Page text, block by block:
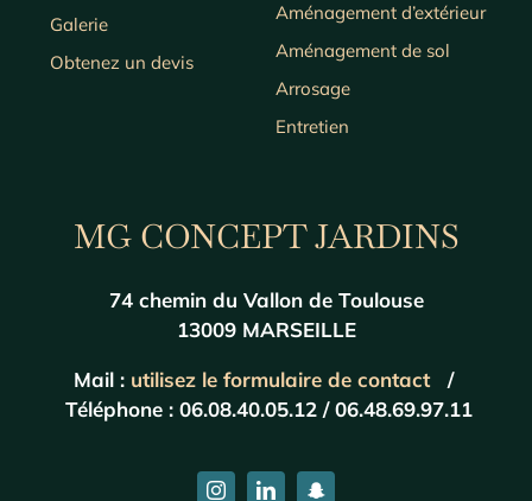
Galerie
Obtenez un devis
Aménagement d’extérieur
Aménagement de sol
Arrosage
Entretien
MG CONCEPT JARDINS
74 chemin du Vallon de Toulouse
13009 MARSEILLE
Mail : utilisez le formulaire de contact/
Téléphone : 06.08.40.05.12 / 06.48.69.97.11